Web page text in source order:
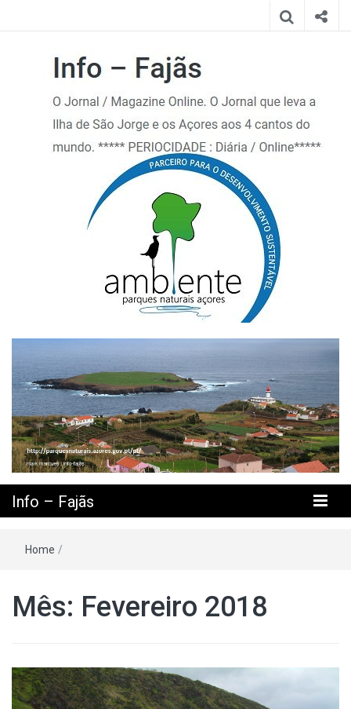
Info – Fajãs
Home /
Mês: Fevereiro 2018